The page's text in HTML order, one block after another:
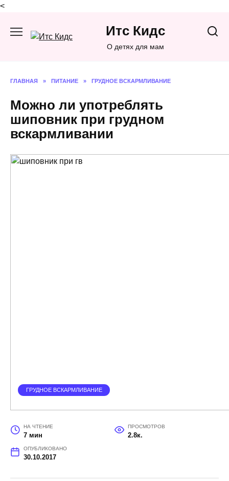
<
содержанию
Итс Кидс
О детях для мам
ГЛАВНАЯ » ПИТАНИЕ » ГРУДНОЕ ВСКАРМЛИВАНИЕ
Можно ли употреблять
шиповник при грудном
вскармливании
ГРУДНОЕ ВСКАРМЛИВАНИЕ
НА ЧТЕНИЕ
7 мин
ПРОСМОТРОВ
2.8к.
ОПУБЛИКОВАНО
30.10.2017